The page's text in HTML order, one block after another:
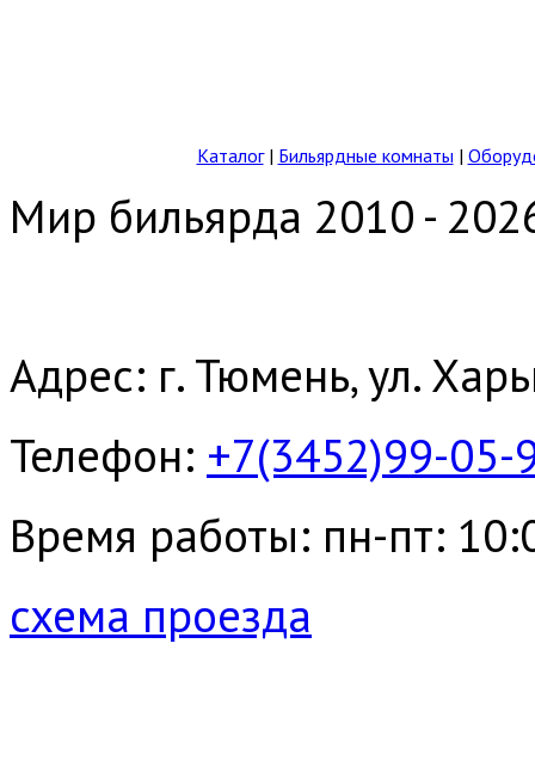
Каталог| Бильярдные комнаты |
Мир бильярда 2010 -
Адрес: г. Тюмень, ул.
Телефон: +7(3452)99-05-
Время работы: пн-пт:
схема проезда